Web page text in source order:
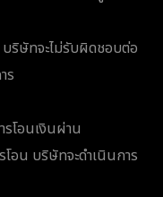
บริษัทจะไม่รับผิดชอบต่อ
ร
รโอนเงินผ่าน
อน บริษัทจะดำเนินการ